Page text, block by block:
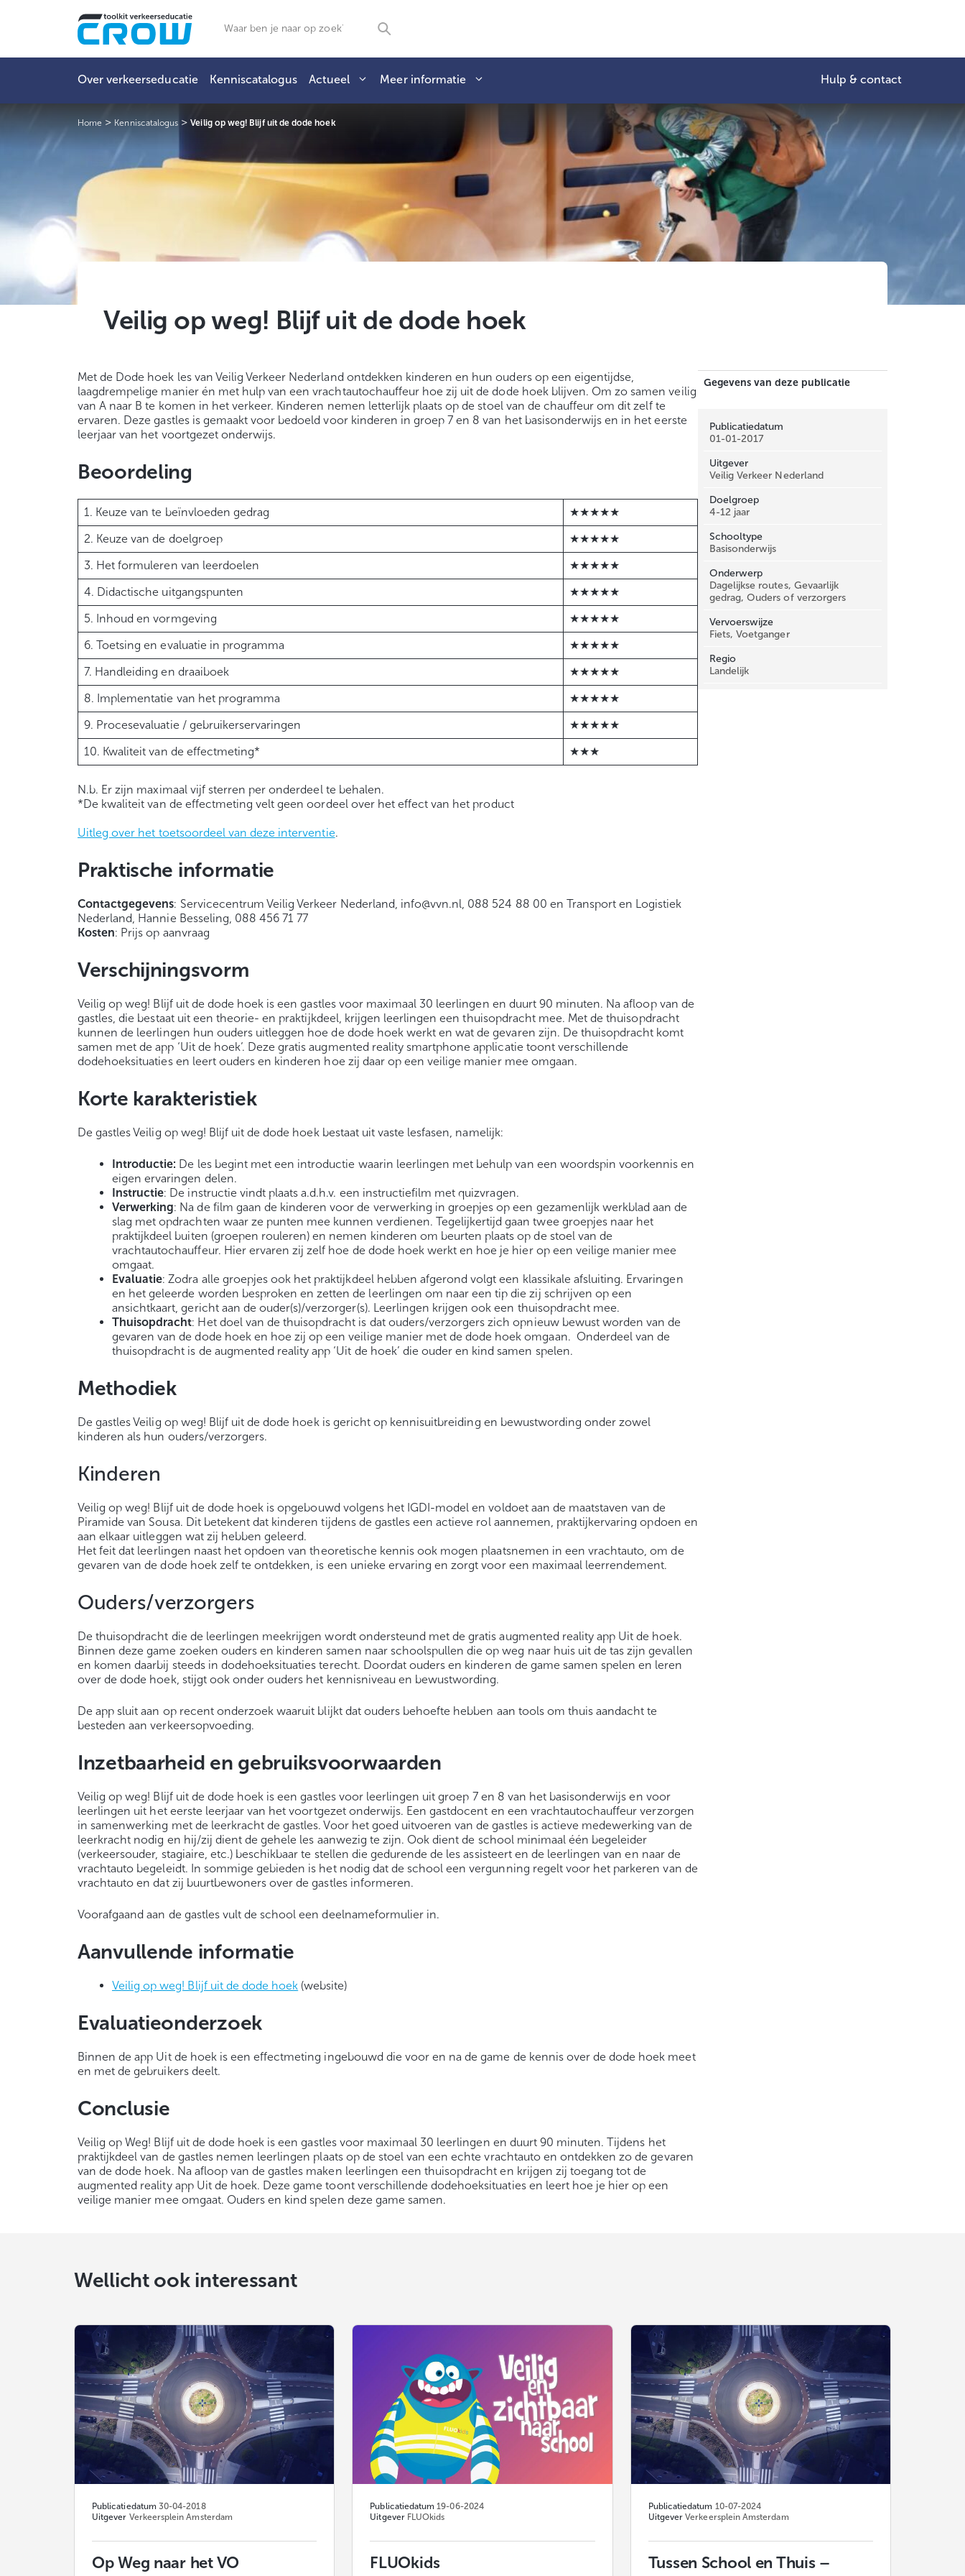
Zoeken
Over verkeerseducatie Kenniscatalogus Actueel Meer informatie Hulp & contact
Home > Kenniscatalogus >Veilig op weg! Blijf uit de dode hoek
Veilig op weg! Blijf uit de dode hoek
Met de Dode hoek les van Veilig Verkeer Nederland ontdekken kinderen en hun ouders op een eigentijdse,
laagdrempelige manier én met hulp van een vrachtautochauffeur hoe zij uit de dode hoek blijven. Om zo samen veilig
van A naar B te komen in het verkeer. Kinderen nemen letterlijk plaats op de stoel van de chauffeur om dit zelf te
ervaren. Deze gastles is gemaakt voor bedoeld voor kinderen in groep 7 en 8 van het basisonderwijs en in het eerste
leerjaar van het voortgezet onderwijs.
Beoordeling
1. Keuze van te beïnvloeden gedrag
★★★★★
2. Keuze van de doelgroep
★★★★★
3. Het formuleren van leerdoelen
★★★★★
4. Didactische uitgangspunten
★★★★★
5. Inhoud en vormgeving
★★★★★
6. Toetsing en evaluatie in programma
★★★★★
7. Handleiding en draaiboek
★★★★★
8. Implementatie van het programma
★★★★★
9. Procesevaluatie / gebruikerservaringen
★★★★★
10. Kwaliteit van de effectmeting*
★★★
N.b. Er zijn maximaal vijf sterren per onderdeel te behalen.
*De kwaliteit van de effectmeting velt geen oordeel over het effect van het product
Uitleg over het toetsoordeel van deze interventie.
Praktische informatie
Contactgegevens: Servicecentrum Veilig Verkeer Nederland, info@vvn.nl, 088 524 88 00 en Transport en Logistiek
Nederland, Hannie Besseling, 088 456 71 77
Kosten: Prijs op aanvraag
Verschijningsvorm
Veilig op weg! Blijf uit de dode hoek is een gastles voor maximaal 30 leerlingen en duurt 90 minuten. Na afloop van de
gastles, die bestaat uit een theorie- en praktijkdeel, krijgen leerlingen een thuisopdracht mee. Met de thuisopdracht
kunnen de leerlingen hun ouders uitleggen hoe de dode hoek werkt en wat de gevaren zijn. De thuisopdracht komt
samen met de app ‘Uit de hoek’. Deze gratis augmented reality smartphone applicatie toont verschillende
dodehoeksituaties en leert ouders en kinderen hoe zij daar op een veilige manier mee omgaan.
Korte karakteristiek
De gastles Veilig op weg! Blijf uit de dode hoek bestaat uit vaste lesfasen, namelijk:
Introductie: De les begint met een introductie waarin leerlingen met behulp van een woordspin voorkennis en
eigen ervaringen delen.
Instructie: De instructie vindt plaats a.d.h.v. een instructiefilm met quizvragen.
Verwerking: Na de film gaan de kinderen voor de verwerking in groepjes op een gezamenlijk werkblad aan de
slag met opdrachten waar ze punten mee kunnen verdienen. Tegelijkertijd gaan twee groepjes naar het
praktijkdeel buiten (groepen rouleren) en nemen kinderen om beurten plaats op de stoel van de
vrachtautochauffeur. Hier ervaren zij zelf hoe de dode hoek werkt en hoe je hier op een veilige manier mee
omgaat.
Evaluatie: Zodra alle groepjes ook het praktijkdeel hebben afgerond volgt een klassikale afsluiting. Ervaringen
en het geleerde worden besproken en zetten de leerlingen om naar een tip die zij schrijven op een
ansichtkaart, gericht aan de ouder(s)/verzorger(s). Leerlingen krijgen ook een thuisopdracht mee.
Thuisopdracht: Het doel van de thuisopdracht is dat ouders/verzorgers zich opnieuw bewust worden van de
gevaren van de dode hoek en hoe zij op een veilige manier met de dode hoek omgaan. Onderdeel van de
thuisopdracht is de augmented reality app ‘Uit de hoek’ die ouder en kind samen spelen.
Methodiek
De gastles Veilig op weg! Blijf uit de dode hoek is gericht op kennisuitbreiding en bewustwording onder zowel
kinderen als hun ouders/verzorgers.
Kinderen
Veilig op weg! Blijf uit de dode hoek is opgebouwd volgens het IGDI-model en voldoet aan de maatstaven van de
Piramide van Sousa. Dit betekent dat kinderen tijdens de gastles een actieve rol aannemen, praktijkervaring opdoen en
aan elkaar uitleggen wat zij hebben geleerd.
Het feit dat leerlingen naast het opdoen van theoretische kennis ook mogen plaatsnemen in een vrachtauto, om de
gevaren van de dode hoek zelf te ontdekken, is een unieke ervaring en zorgt voor een maximaal leerrendement.
Ouders/verzorgers
De thuisopdracht die de leerlingen meekrijgen wordt ondersteund met de gratis augmented reality app Uit de hoek.
Binnen deze game zoeken ouders en kinderen samen naar schoolspullen die op weg naar huis uit de tas zijn gevallen
en komen daarbij steeds in dodehoeksituaties terecht. Doordat ouders en kinderen de game samen spelen en leren
over de dode hoek, stijgt ook onder ouders het kennisniveau en bewustwording.
De app sluit aan op recent onderzoek waaruit blijkt dat ouders behoefte hebben aan tools om thuis aandacht te
besteden aan verkeersopvoeding.
Inzetbaarheid en gebruiksvoorwaarden
Veilig op weg! Blijf uit de dode hoek is een gastles voor leerlingen uit groep 7 en 8 van het basisonderwijs en voor
leerlingen uit het eerste leerjaar van het voortgezet onderwijs. Een gastdocent en een vrachtautochauffeur verzorgen
in samenwerking met de leerkracht de gastles. Voor het goed uitvoeren van de gastles is actieve medewerking van de
leerkracht nodig en hij/zij dient de gehele les aanwezig te zijn. Ook dient de school minimaal één begeleider
(verkeersouder, stagiaire, etc.) beschikbaar te stellen die gedurende de les assisteert en de leerlingen van en naar de
vrachtauto begeleidt. In sommige gebieden is het nodig dat de school een vergunning regelt voor het parkeren van de
vrachtauto en dat zij buurtbewoners over de gastles informeren.
Voorafgaand aan de gastles vult de school een deelnameformulier in.
Aanvullende informatie
Veilig op weg! Blijf uit de dode hoek (website)
Evaluatieonderzoek
Binnen de app Uit de hoek is een effectmeting ingebouwd die voor en na de game de kennis over de dode hoek meet
en met de gebruikers deelt.
Conclusie
Veilig op Weg! Blijf uit de dode hoek is een gastles voor maximaal 30 leerlingen en duurt 90 minuten. Tijdens het
praktijkdeel van de gastles nemen leerlingen plaats op de stoel van een echte vrachtauto en ontdekken zo de gevaren
van de dode hoek. Na afloop van de gastles maken leerlingen een thuisopdracht en krijgen zij toegang tot de
augmented reality app Uit de hoek. Deze game toont verschillende dodehoeksituaties en leert hoe je hier op een
veilige manier mee omgaat. Ouders en kind spelen deze game samen.
Gegevens van deze publicatie
Publicatiedatum
01-01-2017
Uitgever
Veilig Verkeer Nederland
Doelgroep
4-12 jaar
Schooltype
Basisonderwijs
Onderwerp
Dagelijkse routes, Gevaarlijk
gedrag, Ouders of verzorgers
Vervoerswijze
Fiets, Voetganger
Regio
Landelijk
Wellicht ook interessant
Publicatiedatum 30-04-2018
Uitgever Verkeersplein Amsterdam
Op Weg naar het VO
Publicatiedatum 19-06-2024
UitgeverFLUOkids
FLUOkids
Publicatiedatum 10-07-2024
Uitgever Verkeersplein Amsterdam
Tussen School en Thuis –